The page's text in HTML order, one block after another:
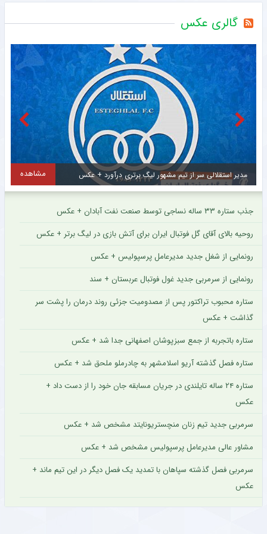
گالری عکس
مهدی طارمی برای ستاره اینتر پیام فرستاد + عکس مشاهده
جذب ستاره ۳۳ ساله نساجی توسط صنعت نفت آبادان + عکس
روحیه بالای آقای گل فوتبال ایران برای آتش بازی در لیگ برتر + عکس
رونمایی از شغل جدید مدیرعامل پرسپولیس + عکس
رونمایی از سرمربی جدید غول فوتبال عربستان + سند
ستاره محبوب تراکتور پس از مصدومیت جزئی روند درمان را پشت سر
گذاشت + عکس
ستاره باتجربه از جمع سبزپوشان اصفهانی جدا شد + عکس
ستاره فصل گذشته آریو اسلامشهر به چادرملو ملحق شد + عکس
ستاره ۲۴ ساله تایلندی در جریان مسابقه جان خود را از دست داد +
عکس
سرمربی جدید تیم زنان منچستریونایتد مشخص شد + عکس
مشاور عالی مدیرعامل پرسپولیس مشخص شد + عکس
سرمربی فصل گذشته سپاهان با تمدید یک فصل دیگر در این تیم ماند +
عکس